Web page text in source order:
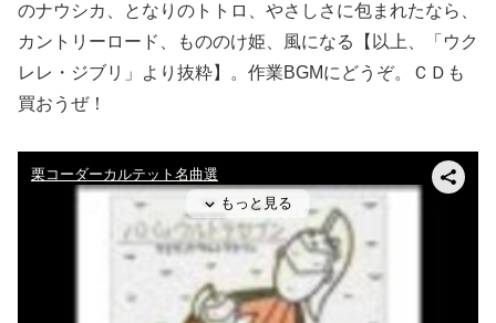
のナウシカ、となりのトトロ、やさしさに包まれたなら、
カントリーロード、もののけ姫、風になる【以上、「ウク
レレ・ジブリ」より抜粋】。作業BGMにどうぞ。ＣＤも
買おうぜ！